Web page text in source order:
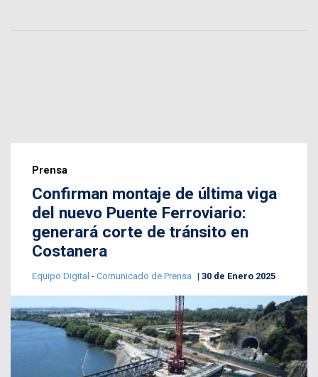
Prensa
Confirman montaje de última viga
del nuevo Puente Ferroviario:
generará corte de tránsito en
Costanera
Equipo Digital - Comunicado de Prensa 30 de Enero 2025